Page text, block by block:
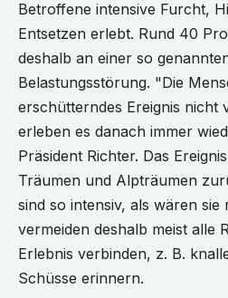
Betroffene intensive Furcht,
Entsetzen erlebt. Rund 40
deshalb an einer so
Belastungsstörung. "Die
erschütterndes Ereignis nicht
erleben es danach immer
Präsident Richter. Das
Träumen und Alpträumen
sind so intensiv, als wären sie
vermeiden deshalb meist alle
Erlebnis verbinden, z. B.
Schüsse erinnern.